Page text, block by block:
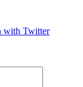
with Twitter